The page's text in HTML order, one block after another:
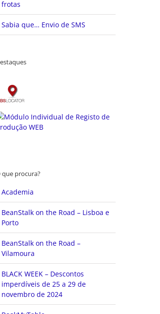
frotas
Sabia que… Envio de SMS
que procura?
Academia
BeanStalk on the Road – Lisboa e
Porto
BeanStalk on the Road –
Vilamoura
BLACK WEEK – Descontos
imperdíveis de 25 a 29 de
novembro de 2024